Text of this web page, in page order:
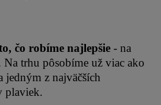
čo robíme najlepšie - na
trhu pôsobíme už viac ako
jedným z najväčších
plaviek.